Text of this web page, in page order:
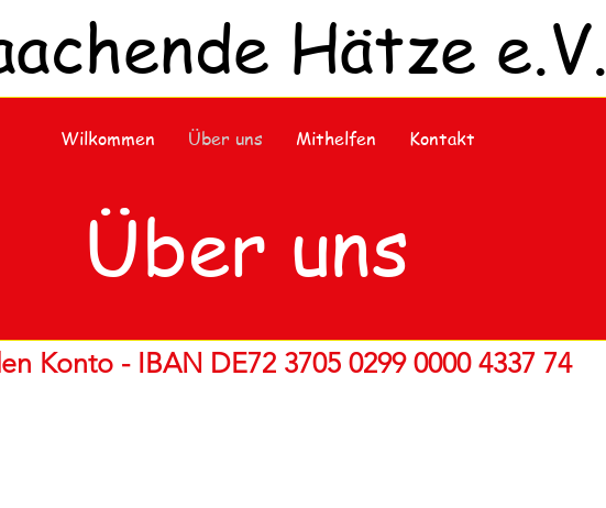
Hätze e.V.
Wilkommen Über uns Mithelfen Kontakt
Über uns
Konto - IBAN DE72 3705 0299 0000 4337 74